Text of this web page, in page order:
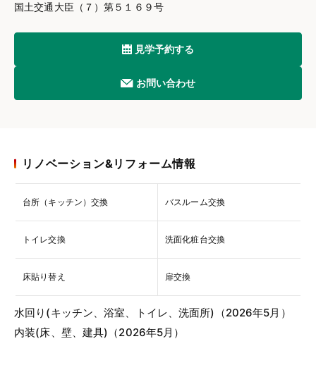
国土交通大臣（７）第５１６９号
見学予約する
お問い合わせ
リノベーション&リフォーム情報
台所（キッチン）交換 バスルーム交換
トイレ交換 洗面化粧台交換
床貼り替え 扉交換
水回り(キッチン、浴室、トイレ、洗面所)（2026年5月）
内装(床、壁、建具)（2026年5月）